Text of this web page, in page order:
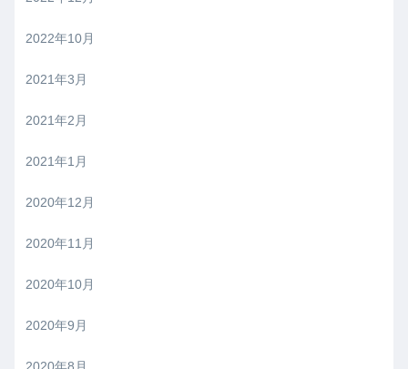
2022年10月
2021年3月
2021年2月
2021年1月
2020年12月
2020年11月
2020年10月
2020年9月
2020年8月